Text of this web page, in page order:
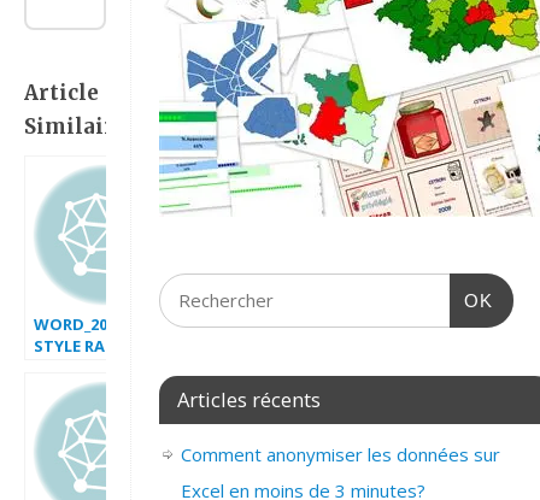
Article
Similaire:
WORD_2007_CREER
STYLE RAPIDE
OK
Articles récents
Comment anonymiser les données sur
Excel en moins de 3 minutes?